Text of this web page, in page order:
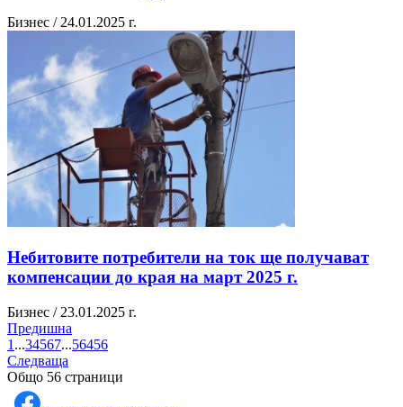
Бизнес / 24.01.2025 г.
Небитовите потребители на ток ще получават
компенсации до края на март 2025 г.
Бизнес / 23.01.2025 г.
Предишна
1 ...34567...56456
Следваща
Общо 56 страници